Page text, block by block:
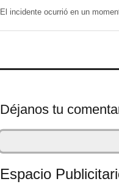
El incidente ocurrió en un
Déjanos tu
Espacio